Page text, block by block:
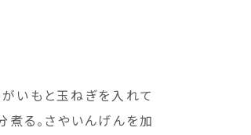
いもと玉ねぎを入れて
煮る。さやいんげんを加